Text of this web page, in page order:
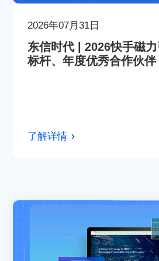
2026年07月31日
东信时代 | 2026快手磁
标杆、年度优秀合作伙伴
了解详情